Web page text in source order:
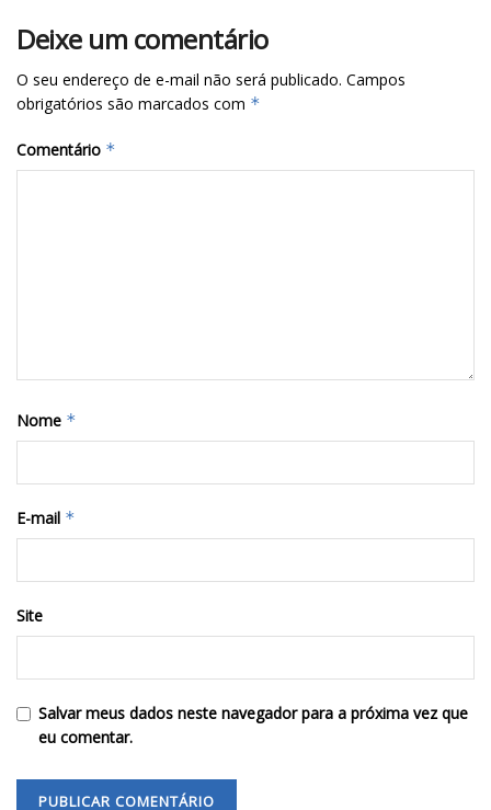
Deixe um comentário
O seu endereço de e-mail não será publicado. Campos
obrigatórios são marcados com *
Comentário *
Nome *
E-mail *
Site
Salvar meus dados neste navegador para a próxima vez que
eu comentar.